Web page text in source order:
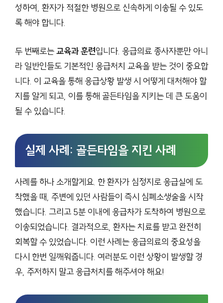
성하여, 환자가 적절한 병원으로 신속하게 이송될 수 있도
록 해야 합니다.
두 번째로는교육과 훈련입니다. 응급의료 종사자뿐만 아니
라 일반인들도 기본적인 응급처치 교육을 받는 것이 중요합
니다. 이 교육을 통해 응급상황 발생 시 어떻게 대처해야 할
지를 알게 되고, 이를 통해 골든타임을 지키는 데 큰 도움이
될 수 있습니다.
실제 사례: 골든타임을 지킨 사례
사례를 하나 소개할게요. 한 환자가 심정지로 응급실에 도
착했을 때, 주변에 있던 사람들이 즉시 심폐소생술을 시작
했습니다. 그리고 5분 이내에 응급차가 도착하여 병원으로
이송되었습니다. 결과적으로, 환자는 치료를 받고 완전히
회복할 수 있었습니다. 이런 사례는 응급의료의 중요성을
다시 한번 일깨워줍니다. 여러분도 이런 상황이 발생할 경
우, 주저하지 말고 응급처치를 해주셔야 해요!